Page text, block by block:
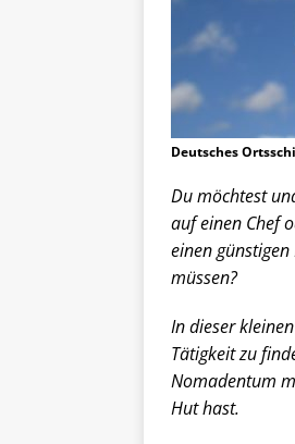
Deutsches
Du möchtest
auf einen Chef
einen
müssen?
In dieser
Tätigkeit zu
Nomadentum
Hut hast.